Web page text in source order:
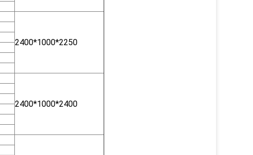
2400*1000*2250
2400*1000*2400